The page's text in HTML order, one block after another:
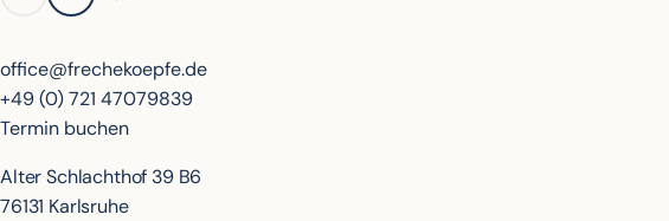
office@frechekoepfe.de
+49 (0) 721 47079839
Termin buchen
Alter Schlachthof 39 B6
76131 Karlsruhe